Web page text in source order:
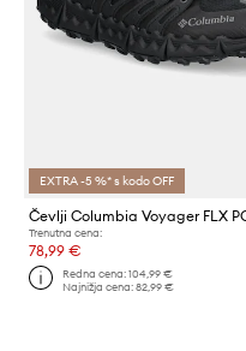
EXTRA -5 %* s kodo OFF
Čevlji Columbia Voyager FLX
Trenutna cena:
78,99 €
Redna cena:104,99 €
Najnižja cena:82,99 €